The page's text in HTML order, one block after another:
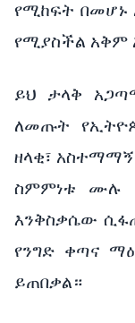
የሚከፍት በመሆኑ
የሚያስችል አቅም
ይህ ታላቅ
ለመጡት
ዘላቂ፣ አስተማማኝ
ስምምነቱ ሙሉ
እንቅስቃሴው
የንግድ ቀጣና
ይጠበቃል።